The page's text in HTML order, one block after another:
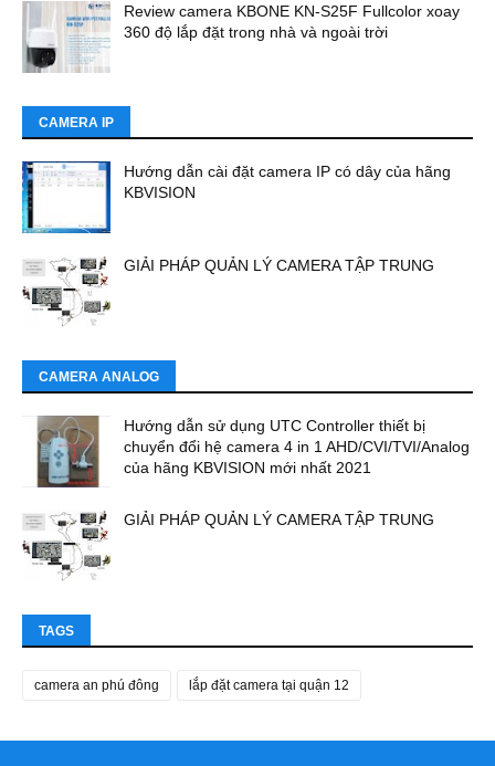
Review camera KBONE KN-S25F Fullcolor xoay
360 độ lắp đặt trong nhà và ngoài trời
CAMERA IP
Hướng dẫn cài đặt camera IP có dây của hãng
KBVISION
GIẢI PHÁP QUẢN LÝ CAMERA TẬP TRUNG
CAMERA ANALOG
Hướng dẫn sử dụng UTC Controller thiết bị
chuyển đổi hệ camera 4 in 1 AHD/CVI/TVI/Analog
của hãng KBVISION mới nhất 2021
GIẢI PHÁP QUẢN LÝ CAMERA TẬP TRUNG
TAGS
camera an phú đông lắp đặt camera tại quận 12